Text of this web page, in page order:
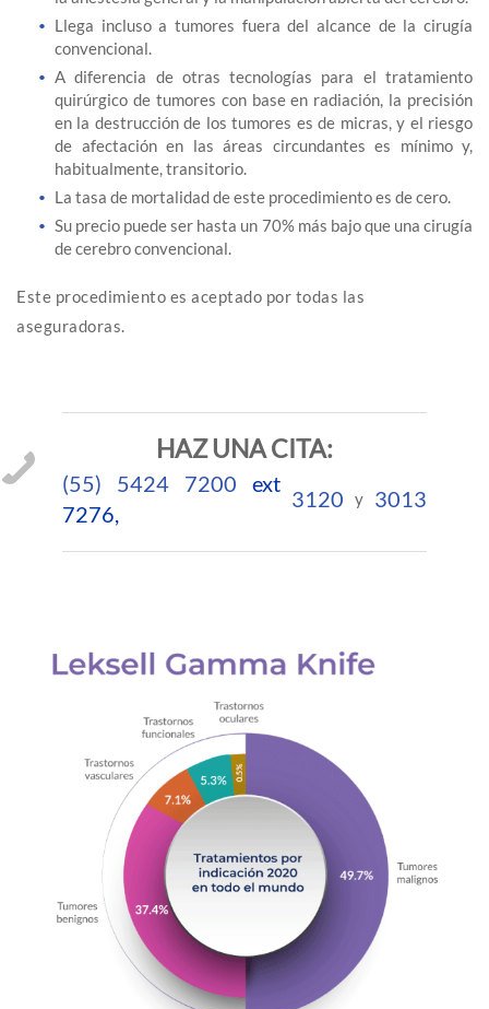
Llega incluso a tumores fuera del alcance de la cirugía
convencional.
A diferencia de otras tecnologías para el tratamiento
quirúrgico de tumores con base en radiación, la precisión
en la destrucción de los tumores es de micras, y el riesgo
de afectación en las áreas circundantes es mínimo y,
habitualmente, transitorio.
La tasa de mortalidad de este procedimiento es de cero.
Su precio puede ser hasta un 70% más bajo que una cirugía
de cerebro convencional.
Este procedimiento es aceptado por todas las
aseguradoras.
HAZ UNA CITA:
(55) 5424 7200ext
7276,
3120 y 3013